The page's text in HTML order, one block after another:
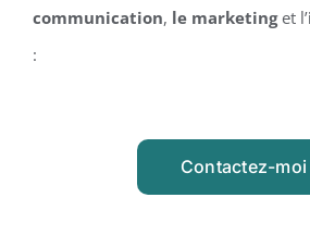
communication, le marketinget l’
:
Contactez-moi